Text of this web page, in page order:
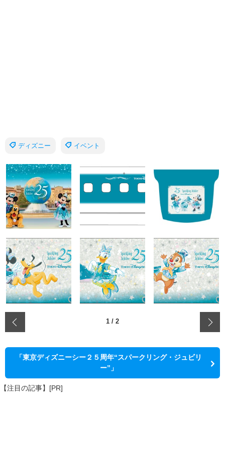
ディズニー イベント
1 / 2
「東京ディズニーシー２５周年“スパークリング・ジュビリ
ー”」
【注目の記事】[PR]